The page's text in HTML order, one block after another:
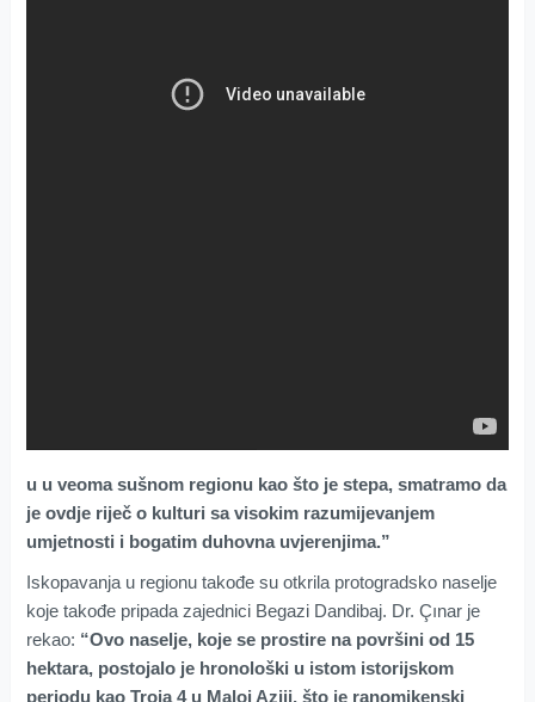
u u veoma sušnom regionu kao što je stepa, smatramo da
je ovdje riječ o kulturi sa visokim razumijevanjem
umjetnosti i bogatim duhovna uvjerenjima.”
Iskopavanja u regionu takođe su otkrila protogradsko naselje
koje takođe pripada zajednici Begazi Dandibaj. Dr. Çınar je
rekao: “Ovo naselje, koje se prostire na površini od 15
hektara, postojalo je hronološki u istom istorijskom
periodu kao Troja 4 u Maloj Aziji, što je ranomikenski